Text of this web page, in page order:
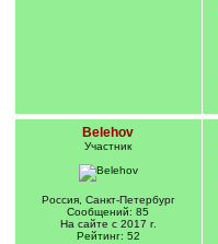
Belehov
Участник
Россия, Санкт-Петербург
Сообщений: 85
На сайте с 2017 г.
Рейтинг: 52